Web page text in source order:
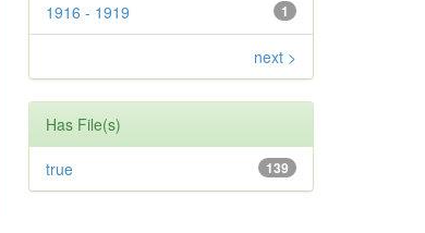
1
1916 - 1919
next >
Has File(s)
139
true